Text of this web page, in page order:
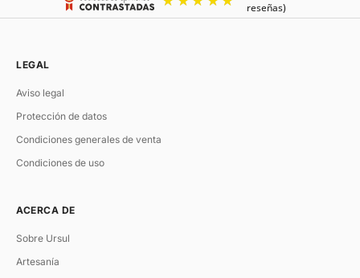
LEGAL
Aviso legal
Protección de datos
Condiciones generales de venta
Condiciones de uso
ACERCA DE
Sobre Ursul
Artesanía